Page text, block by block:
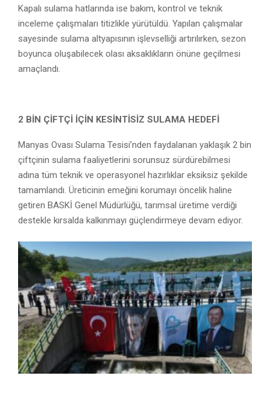
Kapalı sulama hatlarında ise bakım, kontrol ve teknik
inceleme çalışmaları titizlikle yürütüldü. Yapılan çalışmalar
sayesinde sulama altyapısının işlevselliği artırılırken, sezon
boyunca oluşabilecek olası aksaklıkların önüne geçilmesi
amaçlandı.
2 BİN ÇİFTÇİ İÇİN KESİNTİSİZ SULAMA HEDEFİ
Manyas Ovası Sulama Tesisi’nden faydalanan yaklaşık 2 bin
çiftçinin sulama faaliyetlerini sorunsuz sürdürebilmesi
adına tüm teknik ve operasyonel hazırlıklar eksiksiz şekilde
tamamlandı. Üreticinin emeğini korumayı öncelik haline
getiren BASKİ Genel Müdürlüğü, tarımsal üretime verdiği
destekle kırsalda kalkınmayı güçlendirmeye devam ediyor.